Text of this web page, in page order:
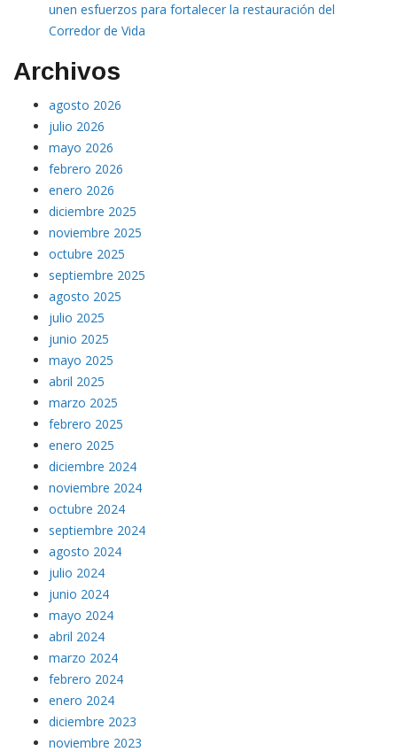
unen esfuerzos para fortalecer la restauración del
Corredor de Vida
Archivos
agosto 2026
julio 2026
mayo 2026
febrero 2026
enero 2026
diciembre 2025
noviembre 2025
octubre 2025
septiembre 2025
agosto 2025
julio 2025
junio 2025
mayo 2025
abril 2025
marzo 2025
febrero 2025
enero 2025
diciembre 2024
noviembre 2024
octubre 2024
septiembre 2024
agosto 2024
julio 2024
junio 2024
mayo 2024
abril 2024
marzo 2024
febrero 2024
enero 2024
diciembre 2023
noviembre 2023